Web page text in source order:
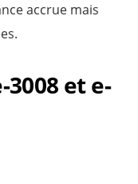
accrue mais
et e-